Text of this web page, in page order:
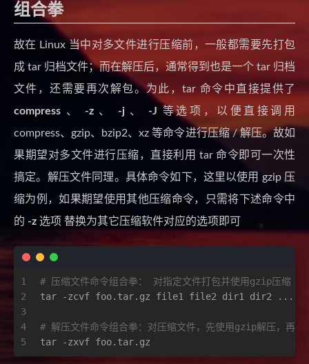
组合拳
故在 Linux 当中对多文件进行压缩前，一般都需要先打包
成 tar 归档文件；而在解压后，通常得到也是一个 tar 归档
文件，还需要再次解包。为此，tar 命令中直接提供了
compress 、 -z、 -j、 -J 等选项，以便直接调用
compress、gzip、bzip2、xz 等命令进行压缩 / 解压。故如
果期望对多文件进行压缩，直接利用 tar 命令即可一次性
搞定。解压文件同理。具体命令如下，这里以使用 gzip 压
缩为例，如果期望使用其他压缩命令，只需将下述命令中
的 -z 选项 替换为其它压缩软件对应的选项即可
1
2
3
4
5
# 压缩文件命令组合拳： 对指定文件打包并使用gzip压缩
tar -zcvf foo.tar.gz file1 file2 dir1 dir2 ...
# 解压文件命令组合拳：对压缩文件，先使用gzip解压，再解
tar -zxvf foo.tar.gz